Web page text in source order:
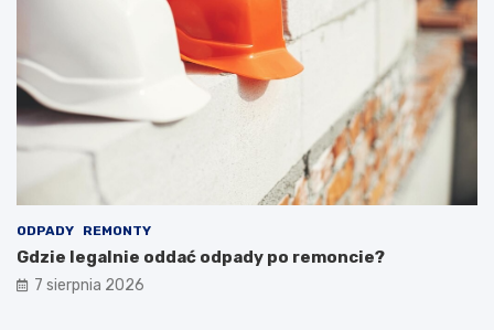
ODPADY REMONTY
Gdzie legalnie oddać odpady po remoncie?
7 sierpnia 2026